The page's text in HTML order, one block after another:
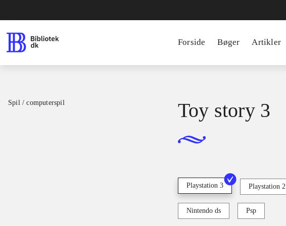
Forside Bøger Artikler
Spil / computerspil Toy story 3
Playstation 3 Playstation 2
Nintendo ds Psp